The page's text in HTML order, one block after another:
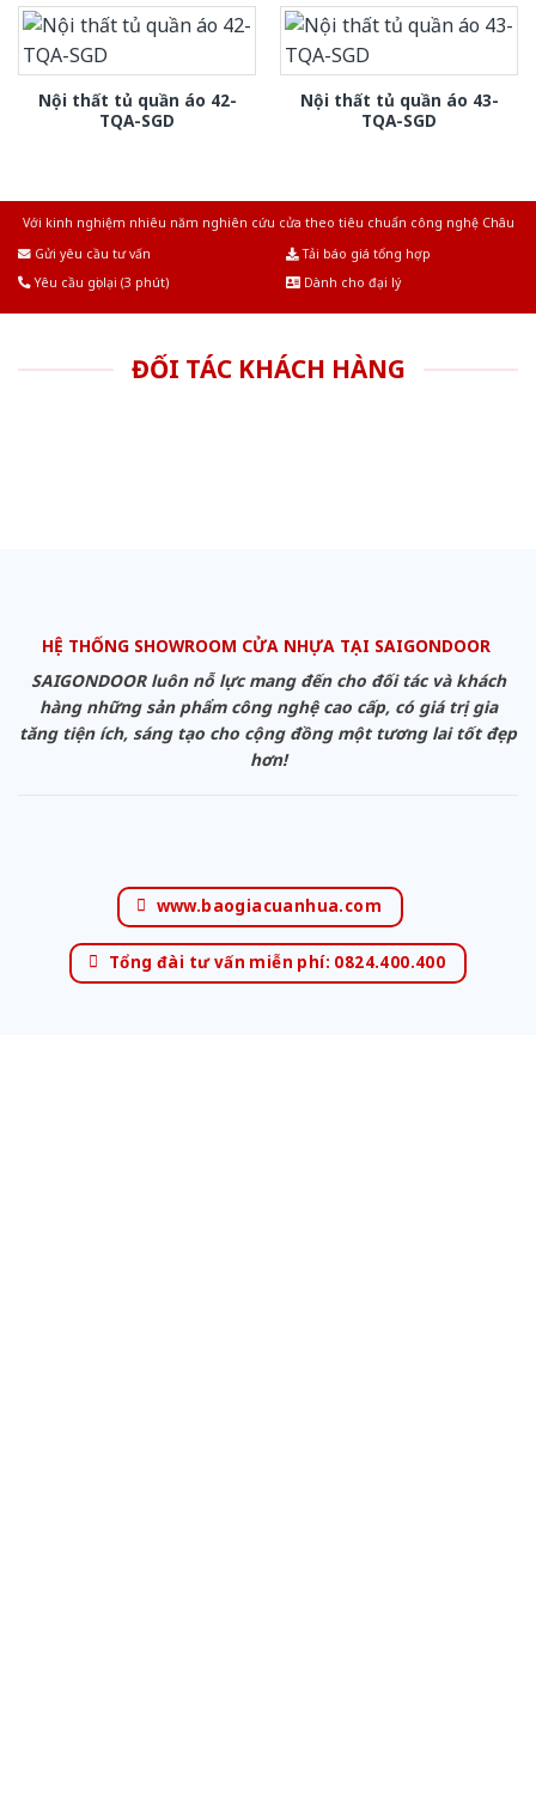
Nội thất tủ quần áo 42-
TQA-SGD
Nội thất tủ quần áo 43-
TQA-SGD
Với kinh nghiệm nhiêu năm nghiên cứu cửa theo tiêu chuẩn công nghệ Châu
Gửi yêu cầu tư vấn
Tải báo giá tổng hợp
Yêu cầu gọi lại (3 phút)
Dành cho đại lý
ĐỐI TÁC KHÁCH HÀNG
HỆ THỐNG SHOWROOM CỬA NHỰA TẠI SAIGONDOOR
SAIGONDOOR luôn nỗ lực mang đến cho đối tác và khách
hàng những sản phẩm công nghệ cao cấp, có giá trị gia
tăng tiện ích, sáng tạo cho cộng đồng một tương lai tốt đẹp
hơn!
www.baogiacuanhua.com
Tổng đài tư vấn miễn phí: 0824.400.400